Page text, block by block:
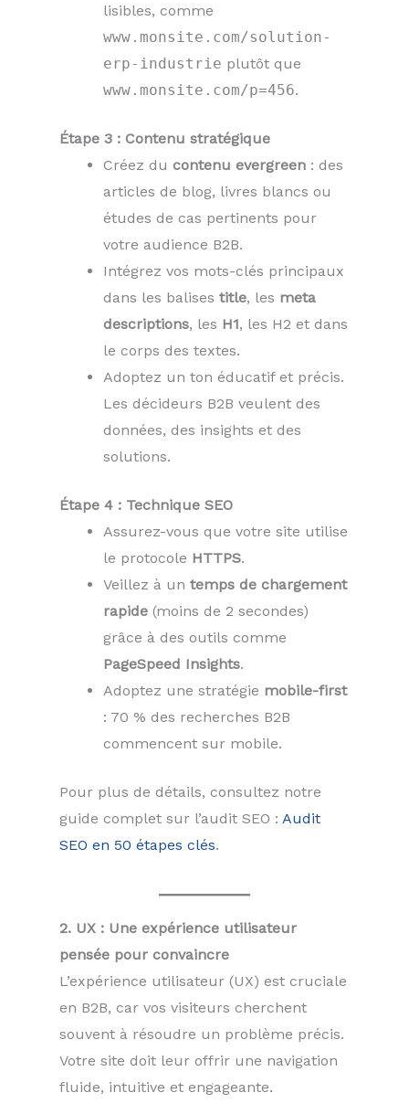
lisibles, comme
www.monsite.com/solution-
erp-industrie plutôt que
www.monsite.com/p=456.
Étape 3 : Contenu stratégique
Créez du contenu evergreen : des
articles de blog, livres blancs ou
études de cas pertinents pour
votre audience B2B.
Intégrez vos mots-clés principaux
dans les balises title, les meta
descriptions, les H1, les H2 et dans
le corps des textes.
Adoptez un ton éducatif et précis.
Les décideurs B2B veulent des
données, des insights et des
solutions.
Étape 4 : Technique SEO
Assurez-vous que votre site utilise
le protocole HTTPS.
Veillez à un temps de chargement
rapide (moins de 2 secondes)
grâce à des outils comme
PageSpeed Insights.
Adoptez une stratégie mobile-first
: 70 % des recherches B2B
commencent sur mobile.
Pour plus de détails, consultez notre
guide complet sur l’audit SEO : Audit
SEO en 50 étapes clés.
2. UX : Une expérience utilisateur
pensée pour convaincre
L’expérience utilisateur (UX) est cruciale
en B2B, car vos visiteurs cherchent
souvent à résoudre un problème précis.
Votre site doit leur offrir une navigation
fluide, intuitive et engageante.